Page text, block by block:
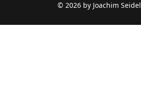
© 2026 by Joachim Seidel